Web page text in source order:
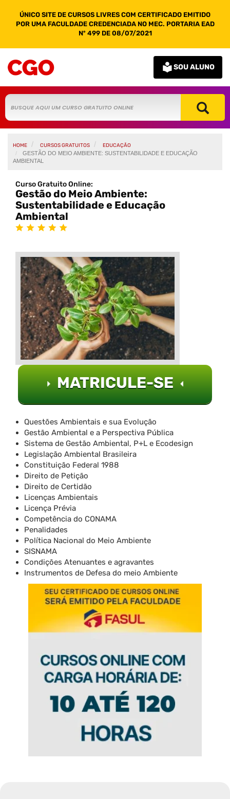
ÚNICO SITE DE CURSOS LIVRES COM CERTIFICADO EMITIDO
POR UMA FACULDADE CREDENCIADA NO MEC. PORTARIA EAD
Nº 499 DE 08/07/2021
SOU ALUNO
HOME CURSOS GRATUITOS
EDUCAÇÃO
GESTÃO DO MEIO AMBIENTE: SUSTENTABILIDADE E EDUCAÇÃO
AMBIENTAL
Curso Gratuito Online:
Gestão do Meio Ambiente:
Sustentabilidade e Educação
Ambiental
MATRICULE-SE
Questões Ambientais e sua Evolução
Gestão Ambiental e a Perspectiva Pública
Sistema de Gestão Ambiental, P+L e Ecodesign
Legislação Ambiental Brasileira
Constituição Federal 1988
Direito de Petição
Direito de Certidão
Licenças Ambientais
Licença Prévia
Competência do CONAMA
Penalidades
Política Nacional do Meio Ambiente
SISNAMA
Condições Atenuantes e agravantes
Instrumentos de Defesa do meio Ambiente